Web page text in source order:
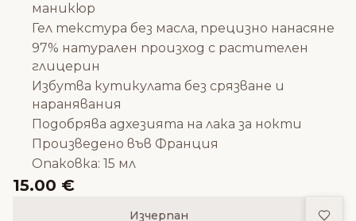
маникюр
Гел текстура без масла, прецизно нанасяне
97% натурален произход с растителен
глицерин
Избутва кутикулата без срязване и
наранявания
Подобрява адхезията на лака за нокти
Произведено във Франция
Опаковка: 15 мл
15.00 €
Изчерпан